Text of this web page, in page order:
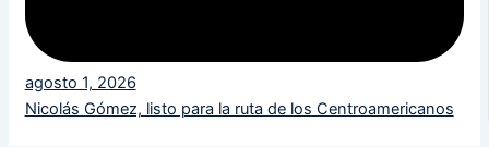
agosto 1, 2026
Nicolás Gómez, listo para la ruta de los Centroamericanos